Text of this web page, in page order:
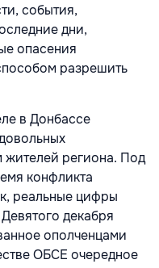
события,
дни,
опасения
разрешить
в Донбассе
региона. Под
конфликта
реальные цифры
декабря
ополченцами
ОБСЕ очередное